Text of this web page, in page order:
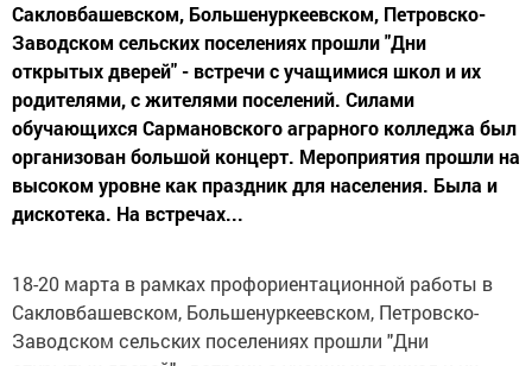
Сакловбашевском, Большенуркеевском, Петровско-
Заводском сельских поселениях прошли "Дни
открытых дверей" - встречи с учащимися школ и их
родителями, с жителями поселений. Силами
обучающихся Сармановского аграрного колледжа был
организован большой концерт. Мероприятия прошли на
высоком уровне как праздник для населения. Была и
дискотека. На встречах...
18-20 марта в рамках профориентационной работы в
Сакловбашевском, Большенуркеевском, Петровско-
Заводском сельских поселениях прошли "Дни